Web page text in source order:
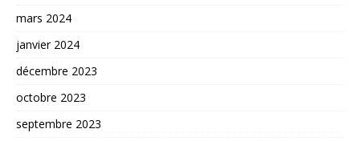
mars 2024
janvier 2024
décembre 2023
octobre 2023
septembre 2023